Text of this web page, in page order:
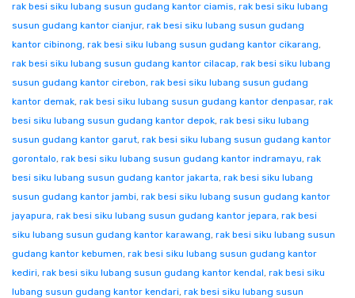
rak besi siku lubang susun gudang kantor ciamis, rak besi siku lubang
susun gudang kantor cianjur, rak besi siku lubang susun gudang
kantor cibinong, rak besi siku lubang susun gudang kantor cikarang,
rak besi siku lubang susun gudang kantor cilacap, rak besi siku lubang
susun gudang kantor cirebon, rak besi siku lubang susun gudang
kantor demak, rak besi siku lubang susun gudang kantor denpasar, rak
besi siku lubang susun gudang kantor depok, rak besi siku lubang
susun gudang kantor garut, rak besi siku lubang susun gudang kantor
gorontalo, rak besi siku lubang susun gudang kantor indramayu, rak
besi siku lubang susun gudang kantor jakarta, rak besi siku lubang
susun gudang kantor jambi, rak besi siku lubang susun gudang kantor
jayapura, rak besi siku lubang susun gudang kantor jepara, rak besi
siku lubang susun gudang kantor karawang, rak besi siku lubang susun
gudang kantor kebumen, rak besi siku lubang susun gudang kantor
kediri, rak besi siku lubang susun gudang kantor kendal, rak besi siku
lubang susun gudang kantor kendari, rak besi siku lubang susun